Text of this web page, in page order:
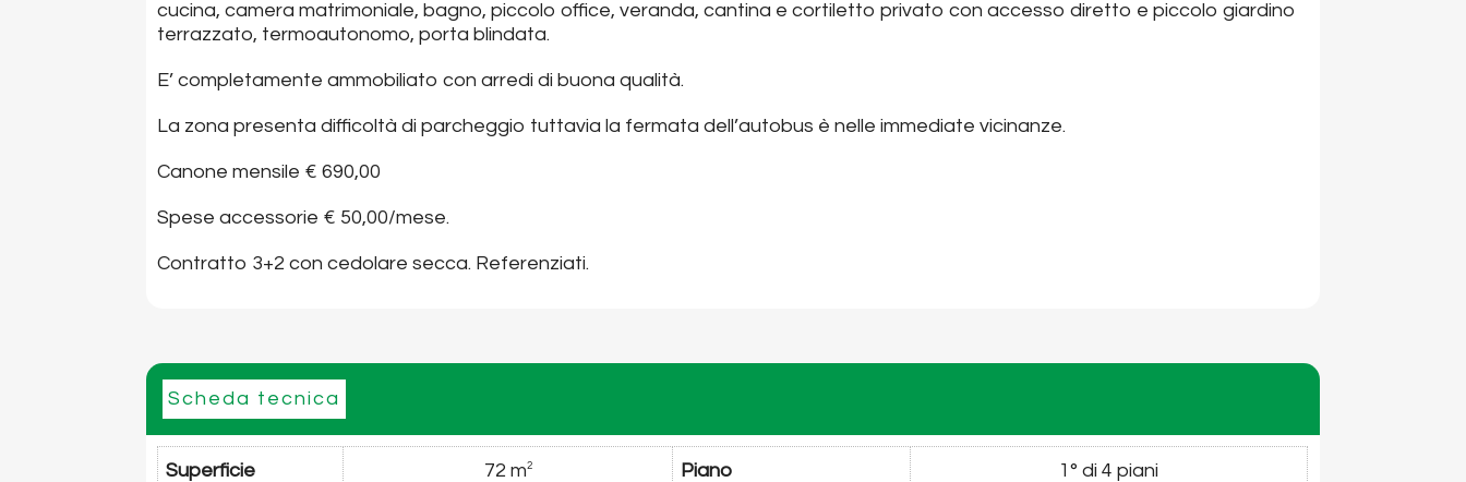
cucina, camera matrimoniale, bagno, piccolo office, veranda, cantina e cortiletto privato con accesso diretto e piccolo giardino
terrazzato, termoautonomo, porta blindata.
E’ completamente ammobiliato con arredi di buona qualità.
La zona presenta difficoltà di parcheggio tuttavia la fermata dell’autobus è nelle immediate vicinanze.
Canone mensile € 690,00
Spese accessorie € 50,00/mese.
Contratto 3+2 con cedolare secca. Referenziati.
Scheda tecnica
Superficie 72 m2 Piano
1° di 4 piani